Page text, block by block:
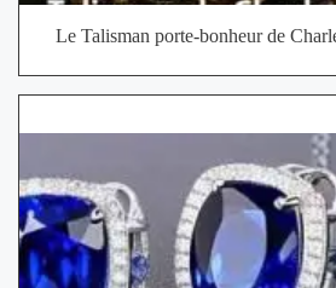
Le Talisman porte-bonheur de